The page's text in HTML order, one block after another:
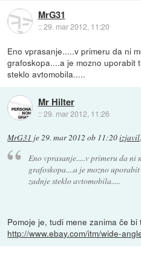
MrG31
::29. mar 2012, 11:20
Eno vprasanje.....v primeru da ni
grafoskopa....a je mozno uporabit
steklo avtomobila.....
Mr Hilter
::29. mar 2012, 11:26
MrG31 je29. mar 2012 ob 11:20izjavil
Eno vprasanje.....v primeru da ni
grafoskopa....a je mozno
zadnje steklo avtomobila.....
Pomoje je, tudi mene zanima če
http://www.ebay.com/itm/wide-